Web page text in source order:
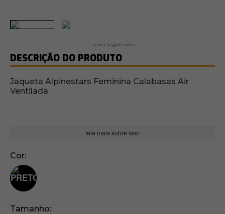
DESCRIÇÃO DO PRODUTO
Jaqueta Alpinestars Feminina Calabasas Air
Ventilada
leia mais sobre isso
Cor
Tamanho